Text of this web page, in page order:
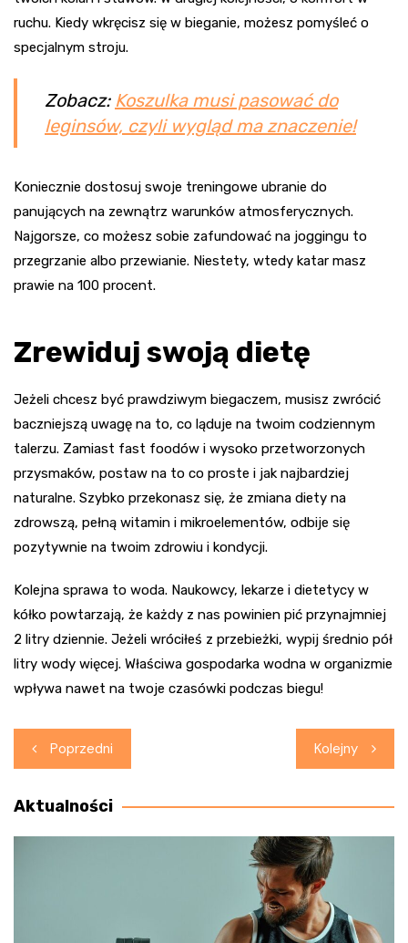
ruchu. Kiedy wkręcisz się w bieganie, możesz pomyśleć o
specjalnym stroju.
Zobacz: Koszulka musi pasować do
leginsów, czyli wygląd ma znaczenie!
Koniecznie dostosuj swoje treningowe ubranie do
panujących na zewnątrz warunków atmosferycznych.
Najgorsze, co możesz sobie zafundować na joggingu to
przegrzanie albo przewianie. Niestety, wtedy katar masz
prawie na 100 procent.
Zrewiduj swoją dietę
Jeżeli chcesz być prawdziwym biegaczem, musisz zwrócić
baczniejszą uwagę na to, co ląduje na twoim codziennym
talerzu. Zamiast fast foodów i wysoko przetworzonych
przysmaków, postaw na to co proste i jak najbardziej
naturalne. Szybko przekonasz się, że zmiana diety na
zdrowszą, pełną witamin i mikroelementów, odbije się
pozytywnie na twoim zdrowiu i kondycji.
Kolejna sprawa to woda. Naukowcy, lekarze i dietetycy w
kółko powtarzają, że każdy z nas powinien pić przynajmniej
2 litry dziennie. Jeżeli wróciłeś z przebieżki, wypij średnio pół
litry wody więcej. Właściwa gospodarka wodna w organizmie
wpływa nawet na twoje czasówki podczas biegu!
Nawigacja
wpisu
Poprzedni Kolejny
Aktualności